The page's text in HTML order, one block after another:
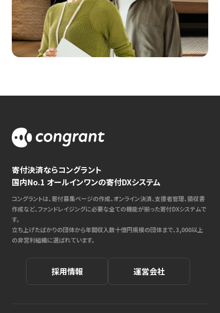
寄付決済ならコングラント
国内No.1 オールインワンの寄付DXシステム
コングラントは、寄付募集ページの作成、オンライン決済、支援者管理、領収書
作成など、ファンドレイジングに必要な全ての機能が揃った寄付DXシステムで
す。
立ち上げたばかりの団体から年間収入数十億円規模の団体まで、3,000以上
の非営利組織に選ばれています。
採用情報 運営会社